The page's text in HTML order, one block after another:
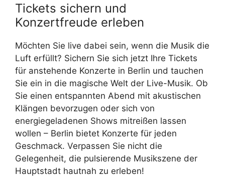
Tickets sichern und
Konzertfreude erleben
Möchten Sie live dabei sein, wenn die Musik die
Luft erfüllt? Sichern Sie sich jetzt Ihre Tickets
für anstehende Konzerte in Berlin und tauchen
Sie ein in die magische Welt der Live-Musik. Ob
Sie einen entspannten Abend mit akustischen
Klängen bevorzugen oder sich von
energiegeladenen Shows mitreißen lassen
wollen – Berlin bietet Konzerte für jeden
Geschmack. Verpassen Sie nicht die
Gelegenheit, die pulsierende Musikszene der
Hauptstadt hautnah zu erleben!